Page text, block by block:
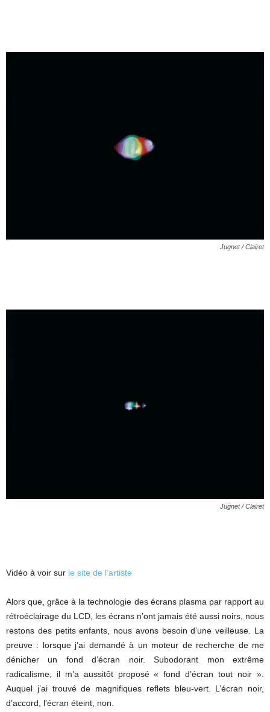
Jugnet / Clairet
Jugnet / Clairet
Vidéo à voir sur le site de l’artiste
Alors que, grâce à la technologie des écrans plasma par rapport au
rétroéclairage du LCD, les écrans n’ont jamais été aussi noirs, nous
restons des petits enfants, nous avons besoin d’une veilleuse. La
preuve : lorsque j’ai demandé à un moteur de recherche de me
dénicher un fond d’écran noir. Subodorant mon extrême
radicalisme, il m’a aussitôt proposé « fond d’écran tout noir ».
Auquel j’ai trouvé de magnifiques reflets bleu-vert. L’écran noir,
d’accord, l’écran éteint, non.